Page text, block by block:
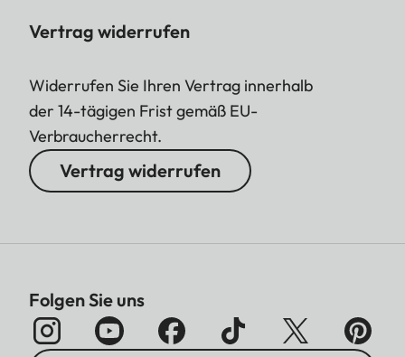
Vertrag widerrufen
Widerrufen Sie Ihren Vertrag innerhalb
der 14-tägigen Frist gemäß EU-
Verbraucherrecht.
Vertrag widerrufen
Folgen Sie uns